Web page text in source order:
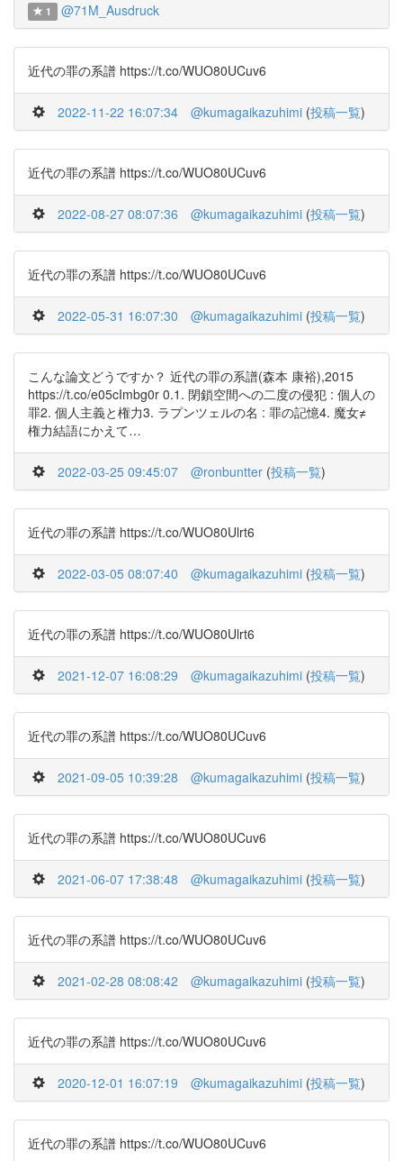
1 @71M_Ausdruck
近代の罪の系譜 https://t.co/WUO80UCuv6
2022-11-22 16:07:34 @kumagaikazuhimi (投稿一覧)
近代の罪の系譜 https://t.co/WUO80UCuv6
2022-08-27 08:07:36 @kumagaikazuhimi (投稿一覧)
近代の罪の系譜 https://t.co/WUO80UCuv6
2022-05-31 16:07:30 @kumagaikazuhimi (投稿一覧)
こんな論文どうですか？ 近代の罪の系譜(森本 康裕),2015
https://t.co/e05cImbg0r 0.1. 閉鎖空間への二度の侵犯 : 個人の
罪2. 個人主義と権力3. ラプンツェルの名 : 罪の記憶4. 魔女≠
権力結語にかえて…
2022-03-25 09:45:07 @ronbuntter (投稿一覧)
近代の罪の系譜 https://t.co/WUO80Ulrt6
2022-03-05 08:07:40 @kumagaikazuhimi (投稿一覧)
近代の罪の系譜 https://t.co/WUO80Ulrt6
2021-12-07 16:08:29 @kumagaikazuhimi (投稿一覧)
近代の罪の系譜 https://t.co/WUO80UCuv6
2021-09-05 10:39:28 @kumagaikazuhimi (投稿一覧)
近代の罪の系譜 https://t.co/WUO80UCuv6
2021-06-07 17:38:48 @kumagaikazuhimi (投稿一覧)
近代の罪の系譜 https://t.co/WUO80UCuv6
2021-02-28 08:08:42 @kumagaikazuhimi (投稿一覧)
近代の罪の系譜 https://t.co/WUO80UCuv6
2020-12-01 16:07:19 @kumagaikazuhimi (投稿一覧)
近代の罪の系譜 https://t.co/WUO80UCuv6